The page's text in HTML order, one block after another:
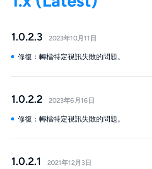
1.0.2.3 2023年10月11日
修復：轉檔特定視訊失敗的問題。
1.0.2.2 2023年6月16日
修復：轉檔特定視訊失敗的問題。
1.0.2.1 2021年12月3日